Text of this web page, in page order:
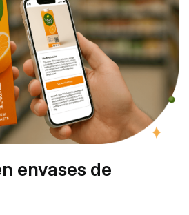
envases de